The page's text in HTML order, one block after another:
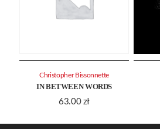
IN BETWEEN WORDS
63.00 zł
Christopher Bissonnette